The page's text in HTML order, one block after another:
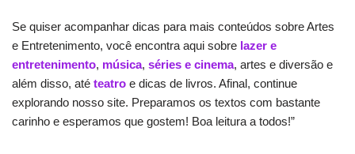
Se quiser acompanhar dicas para mais conteúdos sobre Artes
e Entretenimento, você encontra aqui sobre lazer e
entretenimento, música, séries e cinema, artes e diversão e
além disso, até teatro e dicas de livros. Afinal, continue
explorando nosso site. Preparamos os textos com bastante
carinho e esperamos que gostem! Boa leitura a todos!”